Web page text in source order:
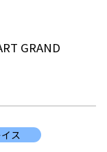
GRAND
ス